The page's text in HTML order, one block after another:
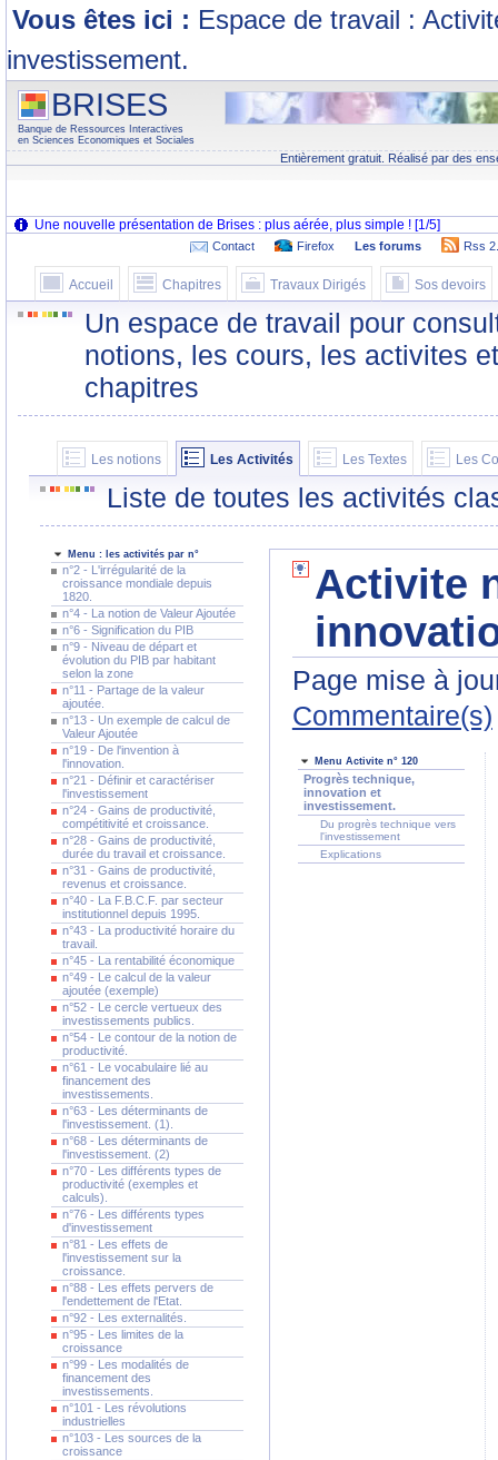
Vous êtes ici : Espace de travail :
investissement.
BRISES
Banque de Ressources Interactives
en Sciences Economiques et Sociales
Entièrement gratuit. Réalisé par des
Contact Firefox Les forums Rss
Accueil Chapitres Travaux Dirigés Sos devoirs
Un espace de travail pour
notions, les cours, les activites
chapitres
Les notions Les Activités Les Textes Les
Liste de toutes les activités
Menu : les activités par n°
n°2 - L'irrégularité de la
croissance mondiale depuis
1820.
n°4 - La notion de Valeur Ajoutée
n°6 - Signification du PIB
n°9 - Niveau de départ et
évolution du PIB par habitant
selon la zone
n°11 - Partage de la valeur
ajoutée.
n°13 - Un exemple de calcul de
Valeur Ajoutée
n°19 - De l'invention à
l'innovation.
n°21 - Définir et caractériser
l'investissement
n°24 - Gains de productivité,
compétitivité et croissance.
n°28 - Gains de productivité,
durée du travail et croissance.
n°31 - Gains de productivité,
revenus et croissance.
n°40 - La F.B.C.F. par secteur
institutionnel depuis 1995.
n°43 - La productivité horaire du
travail.
n°45 - La rentabilité économique
n°49 - Le calcul de la valeur
ajoutée (exemple)
n°52 - Le cercle vertueux des
investissements publics.
n°54 - Le contour de la notion de
productivité.
n°61 - Le vocabulaire lié au
financement des
investissements.
n°63 - Les déterminants de
l'investissement. (1).
n°68 - Les déterminants de
l'investissement. (2)
n°70 - Les différents types de
productivité (exemples et
calculs).
n°76 - Les différents types
d'investissement
n°81 - Les effets de
l'investissement sur la
croissance.
n°88 - Les effets pervers de
l'endettement de l'Etat.
n°92 - Les externalités.
n°95 - Les limites de la
croissance
n°99 - Les modalités de
financement des
investissements.
n°101 - Les révolutions
industrielles
n°103 - Les sources de la
croissance
Activite
Page mise à
Commentaire(s)
Menu Activite n° 120
Progrès technique,
innovation et
investissement.
Du progrès technique vers
l'investissement
Explications